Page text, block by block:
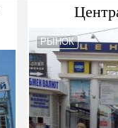
РЫНОК